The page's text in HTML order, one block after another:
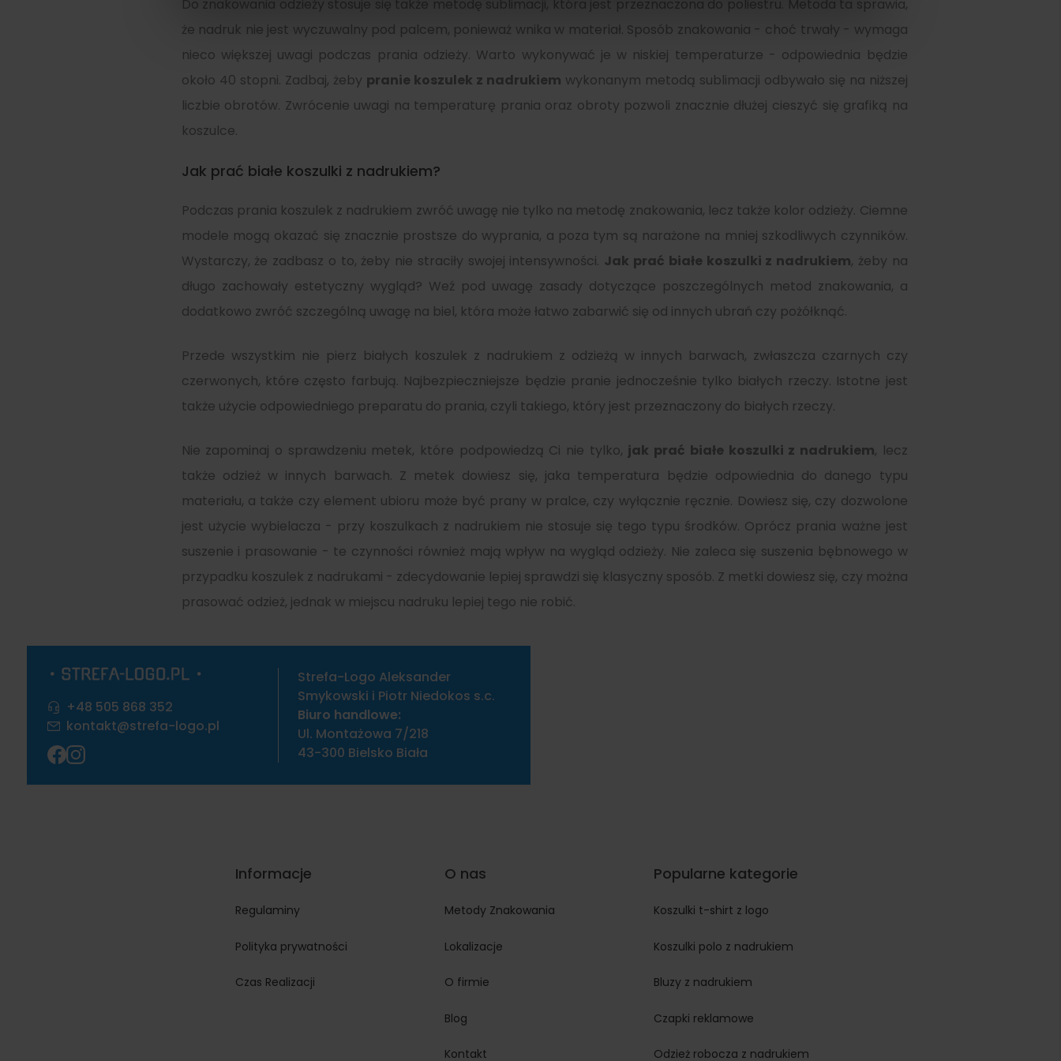
Do znakowania odzieży stosuje się także metodę sublimacji, która jest przeznaczona do poliestru. Metoda ta sprawia,
że nadruk nie jest wyczuwalny pod palcem, ponieważ wnika w materiał. Sposób znakowania - choć trwały - wymaga
nieco większej uwagi podczas prania odzieży. Warto wykonywać je w niskiej temperaturze - odpowiednia będzie
około 40 stopni. Zadbaj, żeby pranie koszulek z nadrukiem wykonanym metodą sublimacji odbywało się na niższej
liczbie obrotów. Zwrócenie uwagi na temperaturę prania oraz obroty pozwoli znacznie dłużej cieszyć się grafiką na
koszulce.
Jak prać białe koszulki z nadrukiem?
Podczas prania koszulek z nadrukiem zwróć uwagę nie tylko na metodę znakowania, lecz także kolor odzieży. Ciemne
modele mogą okazać się znacznie prostsze do wyprania, a poza tym są narażone na mniej szkodliwych czynników.
Wystarczy, że zadbasz o to, żeby nie straciły swojej intensywności. Jak prać białe koszulki z nadrukiem, żeby na
długo zachowały estetyczny wygląd? Weź pod uwagę zasady dotyczące poszczególnych metod znakowania, a
dodatkowo zwróć szczególną uwagę na biel, która może łatwo zabarwić się od innych ubrań czy pożółknąć.
Przede wszystkim nie pierz białych koszulek z nadrukiem z odzieżą w innych barwach, zwłaszcza czarnych czy
czerwonych, które często farbują. Najbezpieczniejsze będzie pranie jednocześnie tylko białych rzeczy. Istotne jest
także użycie odpowiedniego preparatu do prania, czyli takiego, który jest przeznaczony do białych rzeczy.
Nie zapominaj o sprawdzeniu metek, które podpowiedzą Ci nie tylko, jak prać białe koszulki z nadrukiem, lecz
także odzież w innych barwach. Z metek dowiesz się, jaka temperatura będzie odpowiednia do danego typu
materiału, a także czy element ubioru może być prany w pralce, czy wyłącznie ręcznie. Dowiesz się, czy dozwolone
jest użycie wybielacza - przy koszulkach z nadrukiem nie stosuje się tego typu środków. Oprócz prania ważne jest
suszenie i prasowanie - te czynności również mają wpływ na wygląd odzieży. Nie zaleca się suszenia bębnowego w
przypadku koszulek z nadrukami - zdecydowanie lepiej sprawdzi się klasyczny sposób. Z metki dowiesz się, czy można
prasować odzież, jednak w miejscu nadruku lepiej tego nie robić.
+48 505 868 352
kontakt@strefa-logo.pl
Strefa-Logo Aleksander
Smykowski i Piotr Niedokos s.c.
Biuro handlowe:
Ul. Montażowa 7/218
43-300 Bielsko Biała
Informacje
Regulaminy
Polityka prywatności
Czas Realizacji
O nas
Metody Znakowania
Lokalizacje
O firmie
Blog
Kontakt
Popularne kategorie
Koszulki t-shirt z logo
Koszulki polo z nadrukiem
Bluzy z nadrukiem
Czapki reklamowe
Odzież robocza z nadrukiem